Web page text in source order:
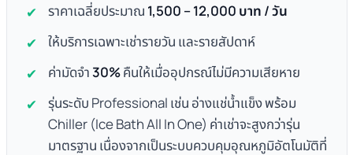
ราคาเฉลี่ยประมาณ 1,500 – 12,000 บาท / วัน
ให้บริการเฉพาะเช่ารายวัน และรายสัปดาห์
ค่ามัดจำ30%คืนให้เมื่ออุปกรณ์ไม่มีความเสียหาย
รุ่นระดับ Professional เช่น อ่างแช่น้ำแข็ง พร้อม
Chiller (Ice Bath All In One) ค่าเช่าจะสูงกว่ารุ่น
มาตรฐาน เนื่องจากเป็นระบบควบคุมอุณหภูมิอัตโนมัติที่